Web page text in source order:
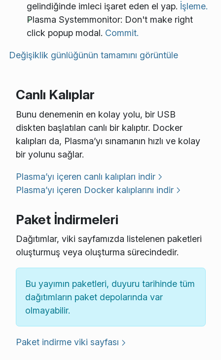
gelindiğinde imleci işaret eden el yap. İşleme.
Plasma Systemmonitor: Don't make right
click popup modal. Commit.
Değişiklik günlüğünün tamamını görüntüle
Canlı Kalıplar
Bunu denemenin en kolay yolu, bir USB
diskten başlatılan canlı bir kalıptır. Docker
kalıpları da, Plasma’yı sınamanın hızlı ve kolay
bir yolunu sağlar.
Plasma’yı içeren canlı kalıpları indir
Plasma’yı içeren Docker kalıplarını indir
Paket İndirmeleri
Dağıtımlar, viki sayfamızda listelenen paketleri
oluşturmuş veya oluşturma sürecindedir.
Bu yayımın paketleri, duyuru tarihinde tüm
dağıtımların paket depolarında var
olmayabilir.
Paket indirme viki sayfası